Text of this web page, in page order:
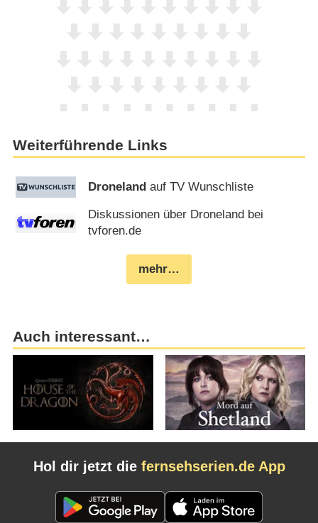
Weiterführende Links
Droneland auf TV Wunschliste
Diskussionen über Droneland bei
tvforen.de
mehr…
Auch interessant…
Hol dir jetzt die fernsehserien.de App